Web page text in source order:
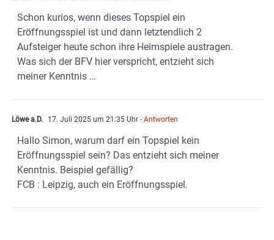
Schon kurios, wenn dieses Topspiel ein
Eröffnungsspiel ist und dann letztendlich 2
Aufsteiger heute schon ihre Heimspiele austragen.
Was sich der BFV hier verspricht, entzieht sich
meiner Kenntnis …
Löwe a.D. 17. Juli 2025 um 21:35 Uhr - Antworten
Hallo Simon, warum darf ein Topspiel kein
Eröffnungsspiel sein? Das entzieht sich meiner
Kenntnis. Beispiel gefällig?
FCB : Leipzig, auch ein Eröffnungsspiel.